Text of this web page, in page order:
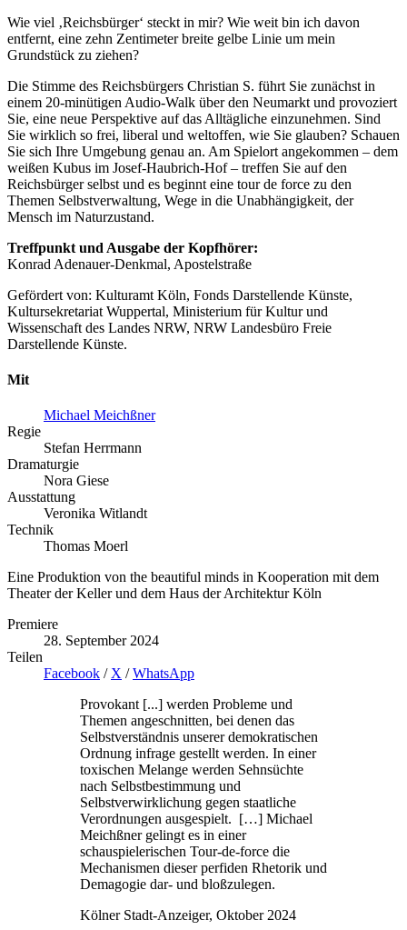
Wie viel ‚Reichsbürger‘ steckt in mir? Wie weit bin ich davon
entfernt, eine zehn Zentimeter breite gelbe Linie um mein
Grundstück zu ziehen?
Die Stimme des Reichsbürgers Christian S. führt Sie zunächst in
einem 20-minütigen Audio-Walk über den Neumarkt und provoziert
Sie, eine neue Perspektive auf das Alltägliche einzunehmen. Sind
Sie wirklich so frei, liberal und weltoffen, wie Sie glauben? Schauen
Sie sich Ihre Umgebung genau an. Am Spielort angekommen – dem
weißen Kubus im Josef-Haubrich-Hof – treffen Sie auf den
Reichsbürger selbst und es beginnt eine tour de force zu den
Themen Selbstverwaltung, Wege in die Unabhängigkeit, der
Mensch im Naturzustand.
Treffpunkt und Ausgabe der Kopfhörer:
Konrad Adenauer-Denkmal, Apostelstraße
Gefördert von: Kulturamt Köln, Fonds Darstellende Künste,
Kultursekretariat Wuppertal, Ministerium für Kultur und
Wissenschaft des Landes NRW, NRW Landesbüro Freie
Darstellende Künste.
Mit
Michael Meichßner
Regie
Stefan Herrmann
Dramaturgie
Nora Giese
Ausstattung
Veronika Witlandt
Technik
Thomas Moerl
Eine Produktion von the beautiful minds in Kooperation mit dem
Theater der Keller und dem Haus der Architektur Köln
Premiere
28. September 2024
Teilen
Facebook / X /WhatsApp
Provokant [...] werden Probleme und
Themen angeschnitten, bei denen das
Selbstverständnis unserer demokratischen
Ordnung infrage gestellt werden. In einer
toxischen Melange werden Sehnsüchte
nach Selbstbestimmung und
Selbstverwirklichung gegen staatliche
Verordnungen ausgespielt. […] Michael
Meichßner gelingt es in einer
schauspielerischen Tour-de-force die
Mechanismen dieser perfiden Rhetorik und
Demagogie dar- und bloßzulegen.
Kölner Stadt-Anzeiger, Oktober 2024